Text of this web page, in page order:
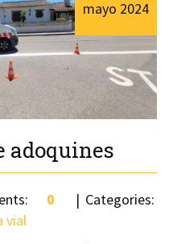
adoquines
mayo 2024
0
Categories:
vial